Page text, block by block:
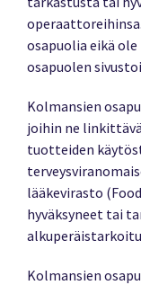
osapuolia eikä
osapuolen
Kolmansien
joihin ne
tuotteiden
lääkevirasto
hyväksyneet tai
Kolmansien